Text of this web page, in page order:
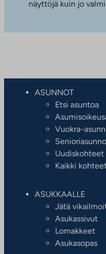
näyttöjä kuin jo
ASUNNOT
Etsi asuntoa
Vuokra-
Uudiskohteet
Kaikki
ASUKKAALLE
Jätä
Asukassivut
Lomakkeet
Asukasopas